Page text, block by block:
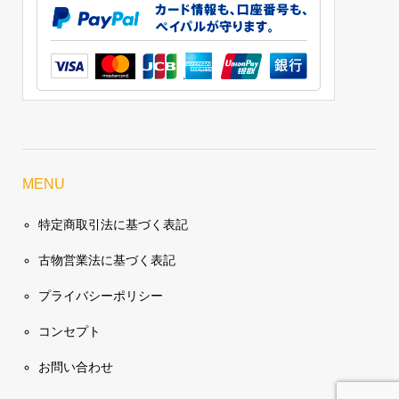
MENU
特定商取引法に基づく表記
古物営業法に基づく表記
プライバシーポリシー
コンセプト
お問い合わせ